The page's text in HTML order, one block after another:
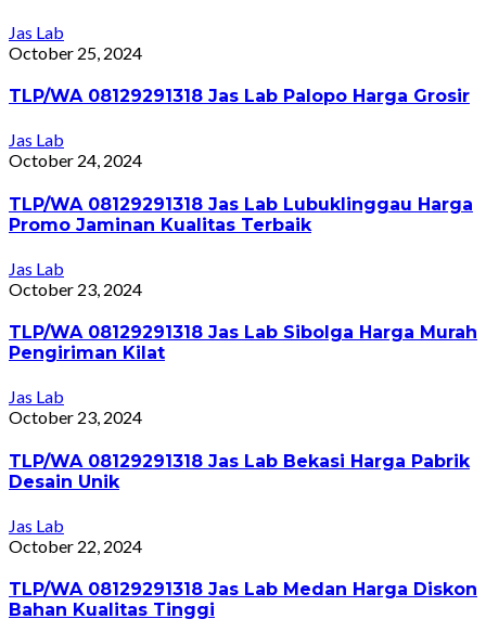
Jas Lab
October 25, 2024
TLP/WA 08129291318 Jas Lab Palopo Harga Grosir
Jas Lab
October 24, 2024
TLP/WA 08129291318 Jas Lab Lubuklinggau Harga
Promo Jaminan Kualitas Terbaik
Jas Lab
October 23, 2024
TLP/WA 08129291318 Jas Lab Sibolga Harga Murah
Pengiriman Kilat
Jas Lab
October 23, 2024
TLP/WA 08129291318 Jas Lab Bekasi Harga Pabrik
Desain Unik
Jas Lab
October 22, 2024
TLP/WA 08129291318 Jas Lab Medan Harga Diskon
Bahan Kualitas Tinggi